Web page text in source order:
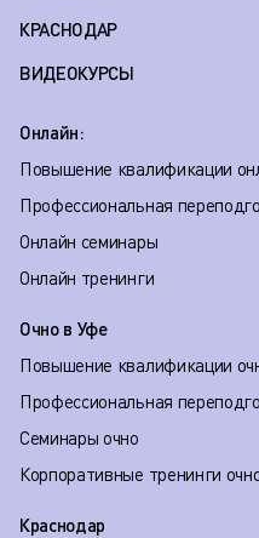
КРАСНОДАР
ВИДЕОКУРСЫ
Онлайн:
Повышение квалификации
Профессиональная
Онлайн семинары
Онлайн тренинги
Очно в Уфе
Повышение квалификации
Профессиональная
Семинары очно
Корпоративные тренинги
Краснодар